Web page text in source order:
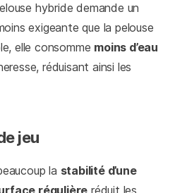
hybride demande un
exigeante que la pelouse
elle consomme moins d’eau
réduisant ainsi les
jeu
la stabilité d’une